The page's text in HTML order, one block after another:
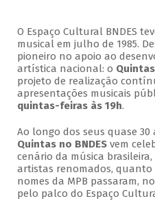
O Espaço Cultural BNDES
musical em julho de 1985.
pioneiro no apoio ao
artística nacional: o
projeto de realização
apresentações musicais
quintas-feiras às 19h.
Ao longo dos seus quase 30
Quintas no BNDESvem
cenário da música
artistas renomados, quanto
nomes da MPB passaram,
pelo palco do Espaço